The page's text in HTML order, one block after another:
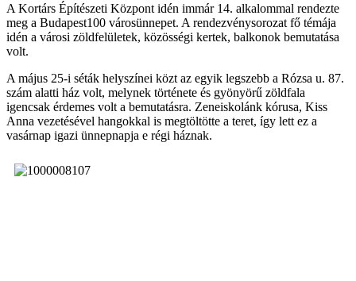
A Kortárs Építészeti Központ idén immár 14. alkalommal rendezte
meg a Budapest100 városünnepet. A rendezvénysorozat fő témája
idén a városi zöldfelületek, közösségi kertek, balkonok bemutatása
volt.
A május 25-i séták helyszínei közt az egyik legszebb a Rózsa u. 87.
szám alatti ház volt, melynek története és gyönyörű zöldfala
igencsak érdemes volt a bemutatásra. Zeneiskolánk kórusa, Kiss
Anna vezetésével hangokkal is megtöltötte a teret, így lett ez a
vasárnap igazi ünnepnapja e régi háznak.